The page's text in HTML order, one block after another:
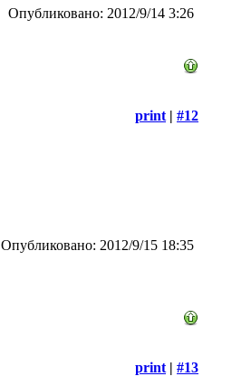
Опубликовано: 2012/9/14 3:26
print | #12
Опубликовано: 2012/9/15 18:35
print | #13